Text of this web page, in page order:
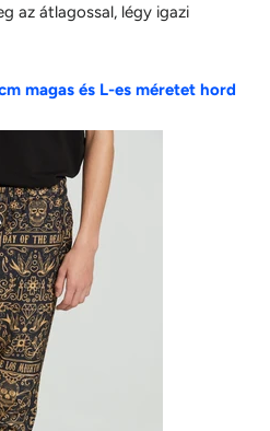
az átlagossal, légy igazi
magas és L-es méretet hord